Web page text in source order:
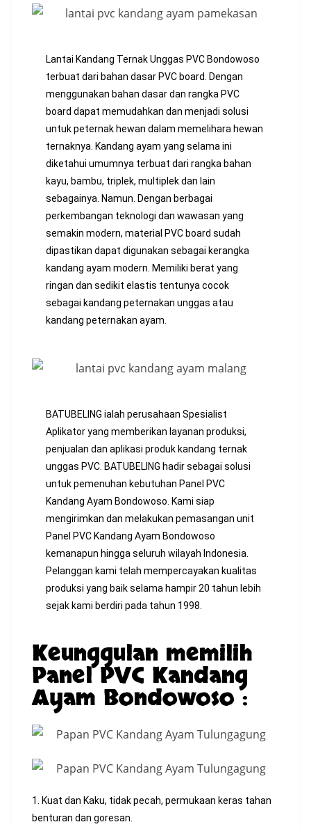
Lantai Kandang Ternak Unggas PVC Bondowoso
terbuat dari bahan dasar PVC board. Dengan
menggunakan bahan dasar dan rangka PVC
board dapat memudahkan dan menjadi solusi
untuk peternak hewan dalam memelihara hewan
ternaknya. Kandang ayam yang selama ini
diketahui umumnya terbuat dari rangka bahan
kayu, bambu, triplek, multiplek dan lain
sebagainya. Namun. Dengan berbagai
perkembangan teknologi dan wawasan yang
semakin modern, material PVC board sudah
dipastikan dapat digunakan sebagai kerangka
kandang ayam modern. Memiliki berat yang
ringan dan sedikit elastis tentunya cocok
sebagai kandang peternakan unggas atau
kandang peternakan ayam.
BATUBELING ialah perusahaan Spesialist
Aplikator yang memberikan layanan produksi,
penjualan dan aplikasi produk kandang ternak
unggas PVC. BATUBELING hadir sebagai solusi
untuk pemenuhan kebutuhan Panel PVC
Kandang Ayam Bondowoso. Kami siap
mengirimkan dan melakukan pemasangan unit
Panel PVC Kandang Ayam Bondowoso
kemanapun hingga seluruh wilayah Indonesia.
Pelanggan kami telah mempercayakan kualitas
produksi yang baik selama hampir 20 tahun lebih
sejak kami berdiri pada tahun 1998.
Keunggulan memilih
Panel PVC Kandang
Ayam Bondowoso :
1. Kuat dan Kaku, tidak pecah, permukaan keras tahan
benturan dan goresan.